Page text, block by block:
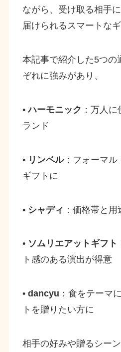
ながら、受け取る相手
届けられるスマートなギ
本記事で紹介した5つの
ぞれに強みがあり、
•ハーモニック ：万人
ランド
• リンベル：フォーマル
ギフトに
• シャディ ：価格帯と
• ソムリエアットギフト
ト感のある演出が得意
• dancyu ：食をテーマ
トを贈りたい方に
相手の好みや贈るシー